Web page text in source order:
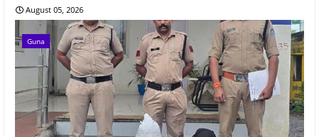
August 05, 2026
Guna